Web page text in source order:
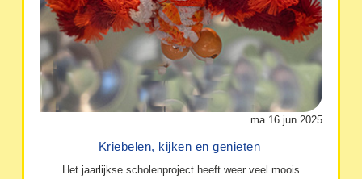
ma 16 jun 2025
Kriebelen, kijken en genieten
Het jaarlijkse scholenproject heeft weer veel moois